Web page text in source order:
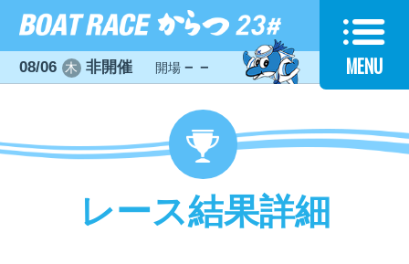
08/06 木 非開催 開場 －－ MENU
レース結果詳細